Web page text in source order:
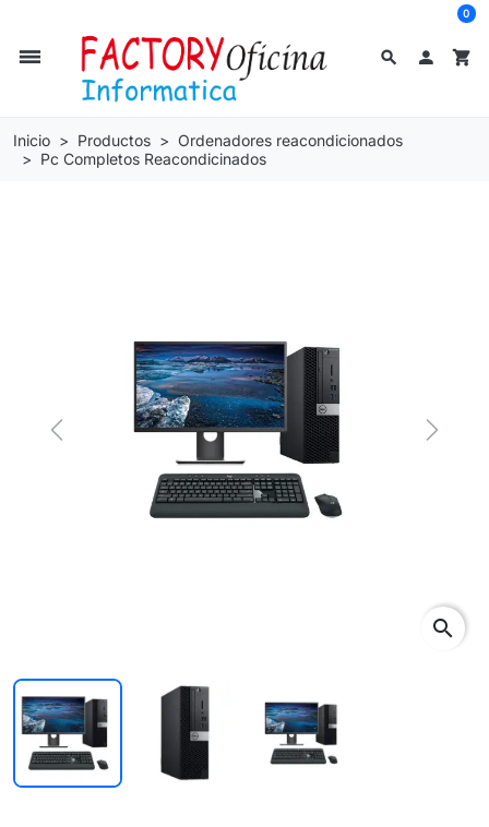
search
dehaze  shopping_cart
0
Inicio Productos
Ordenadores reacondicionados
Pc Completos Reacondicinados
Previous Next
search